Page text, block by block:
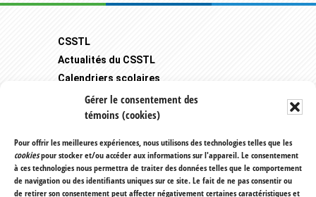
Gérer le consentement des
témoins (cookies)
Pour offrir les meilleures expériences, nous utilisons des technologies telles que les
cookiespour stocker et/ou accéder aux informations sur l'appareil. Le consentement
à ces technologies nous permettra de traiter des données telles que le comportement
de navigation ou des identifiants uniques sur ce site. Le fait de ne pas consentir ou
de retirer son consentement peut affecter négativement certaines caractéristiques et
Footer
CSSTL
Actualités du CSSTL
Calendriers scolaires
Carrière
Mozaïk-Portail Parents
Plaintes et protecteur de l'élève
Règlements et politiques